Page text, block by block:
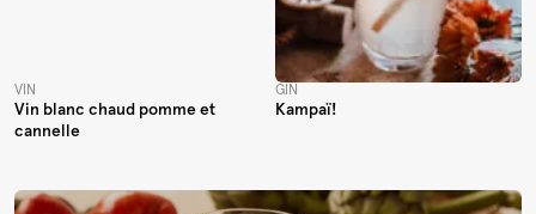
VIN
Vin blanc chaud pomme et
cannelle
GIN
Kampaï!